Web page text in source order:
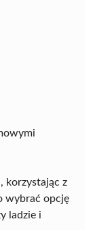
korzystając z
wybrać opcję
ladzie i